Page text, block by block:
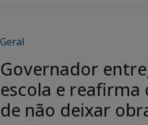
Geral
Governador
escola e
de não deixar